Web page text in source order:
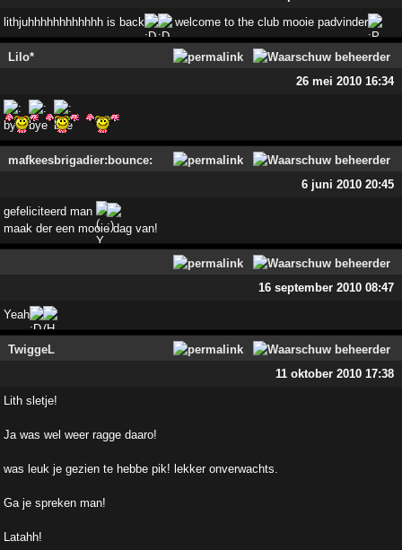
lithjuhhhhhhhhhhhh is back welcome to the club mooie padvinder
Lilo*
26 mei 2010 16:34
mafkeesbrigadier:bounce:
6 juni 2010 20:45
gefeliciteerd man
maak der een mooie dag van!
16 september 2010 08:47
Yeah
TwiggeL
11 oktober 2010 17:38
Lith sletje!
Ja was wel weer ragge daaro!
was leuk je gezien te hebbe pik! lekker onverwachts.
Ga je spreken man!
Latahh!